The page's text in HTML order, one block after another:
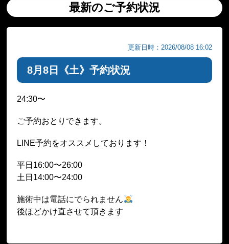
最新のご予約状況
更新日時：2026/08/08 16:02
8月8日《土》予約状況
24:30〜
ご予約おとりできます。
LINE予約をオススメしております！
平日16:00〜26:00
土日14:00〜24:00
施術中は電話にでられません
後ほどかけ直させて頂きます